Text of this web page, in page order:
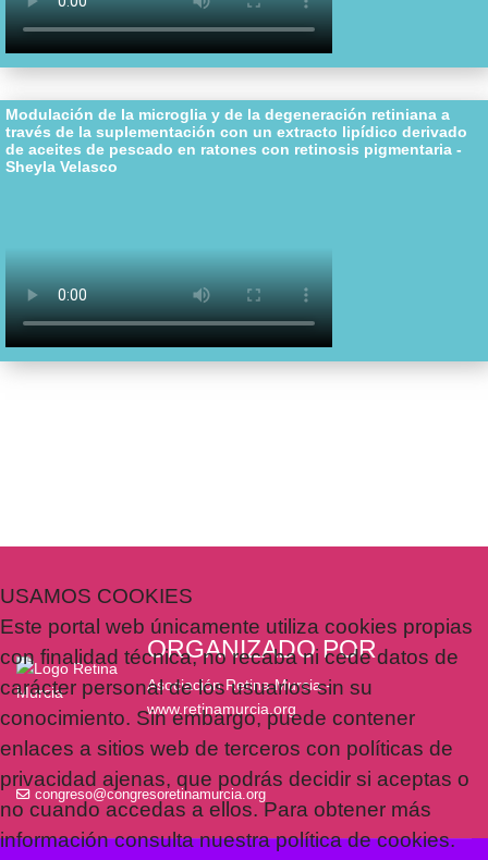
Modulación de la microglia y de la degeneración retiniana a
través de la suplementación con un extracto lipídico derivado
de aceites de pescado en ratones con retinosis pigmentaria -
Sheyla Velasco
ORGANIZADO POR
Asociación Retina Murcia -
www.retinamurcia.org
congreso@congresoretinamurcia.org
USAMOS COOKIES
Este portal web únicamente utiliza cookies propias
con finalidad técnica, no recaba ni cede datos de
carácter personal de los usuarios sin su
conocimiento. Sin embargo, puede contener
enlaces a sitios web de terceros con políticas de
privacidad ajenas, que podrás decidir si aceptas o
no cuando accedas a ellos. Para obtener más
información consulta nuestra política de cookies.